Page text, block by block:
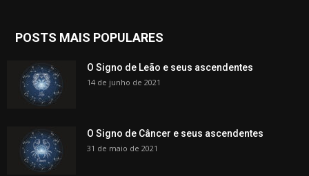
POSTS MAIS POPULARES
O Signo de Leão e seus ascendentes
14 de junho de 2021
O Signo de Câncer e seus ascendentes
31 de maio de 2021